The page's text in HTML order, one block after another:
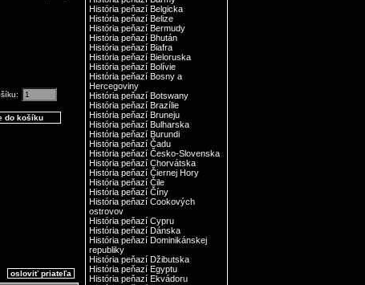
osloviť priateľa
História peňazí Belgicka
História peňazí Belize
História peňazí Bermudy
História peňazí Bhután
História peňazí Biafra
História peňazí Bieloruska
História peňazí Bolívie
História peňazí Bosny a
Hercegoviny
História peňazí Botswany
História peňazí Brazílie
História peňazí Bruneju
História peňazí Bulharska
História peňazí Burundi
História peňazí Čadu
História peňazí Česko-Slovenska
História peňazí Chorvátska
História peňazí Čiernej Hory
História peňazí Čile
História peňazí Číny
História peňazí Cookových
ostrovov
História peňazí Cypru
História peňazí Dánska
História peňazí Dominikánskej
republiky
História peňazí Džibutska
História peňazí Egyptu
História peňazí Ekvádoru